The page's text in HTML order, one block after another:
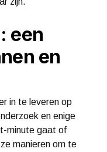
een
en
in te leveren op
en enige
minute gaat of
manieren om te